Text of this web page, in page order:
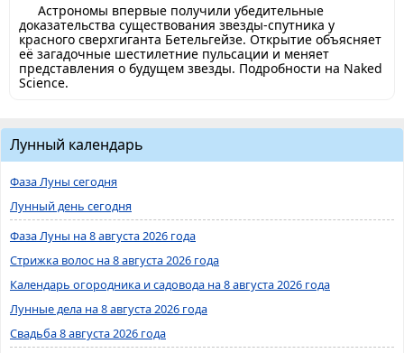
Астрономы впервые получили убедительные
доказательства существования звезды-спутника у
красного сверхгиганта Бетельгейзе. Открытие объясняет
её загадочные шестилетние пульсации и меняет
представления о будущем звезды. Подробности на Naked
Science.
Лунный календарь
Фаза Луны сегодня
Лунный день сегодня
Фаза Луны на 8 августа 2026 года
Стрижка волос на 8 августа 2026 года
Календарь огородника и садовода на 8 августа 2026 года
Лунные дела на 8 августа 2026 года
Свадьба 8 августа 2026 года